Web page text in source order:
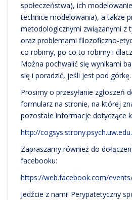
społeczeństwa), ich
technice modelowania), a także
metodologicznymi związanymi z
oraz problemami filozoficzno-
co robimy, po co to robimy i
Można pochwalić się wynikami
się i poradzić, jeśli jest pod górkę.
Prosimy o przesyłanie zgłoszeń
formularz na stronie, na której
pozostałe informacje dotyczące
http://
Zapraszamy również do
facebooku:
https://web.facebook.com/
Jedźcie z nami! Perypatetyczny